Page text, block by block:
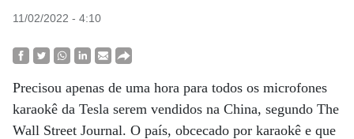
11/02/2022 - 4:10
Precisou apenas de uma hora para todos os microfones
karaokê da Tesla serem vendidos na China, segundo The
Wall Street Journal. O país, obcecado por karaokê e que